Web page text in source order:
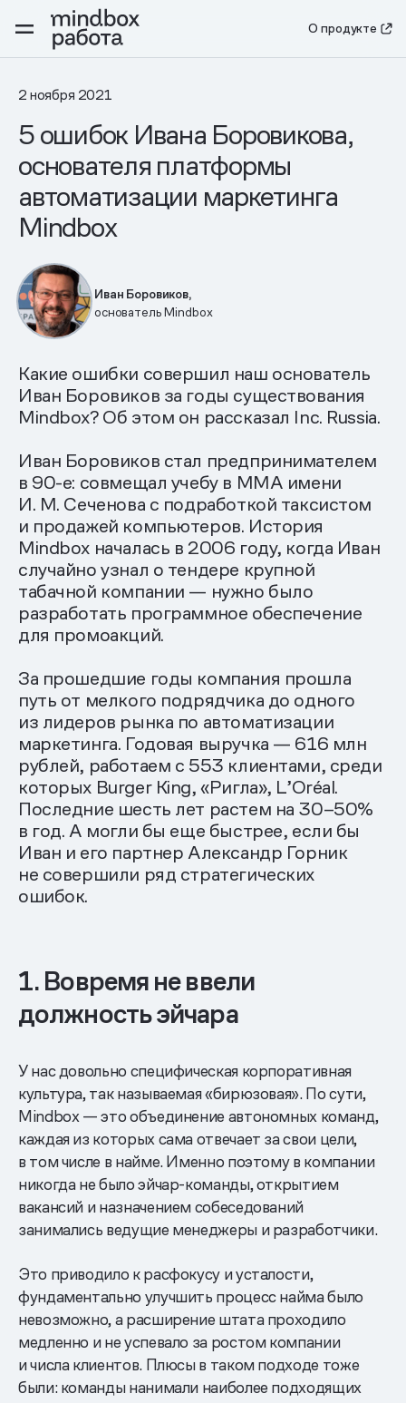
О продукте
2 ноября 2021
5 ошибок Ивана Боровикова,
основателя платформы
автоматизации маркетинга
Mindbox
Иван Боровиков,
основатель Mindbox
Какие ошибки совершил наш основатель
Иван Боровиков за годы существования
Mindbox? Об этом он рассказал Inc. Russia.
Иван Боровиков стал предпринимателем
в 90-е: совмещал учебу в ММА имени
И. М. Сеченова с подработкой таксистом
и продажей компьютеров. История
Mindbox началась в 2006 году, когда Иван
случайно узнал о тендере крупной
табачной компании — нужно было
разработать программное обеспечение
для промоакций.
За прошедшие годы компания прошла
путь от мелкого подрядчика до одного
из лидеров рынка по автоматизации
маркетинга. Годовая выручка — 616 млн
рублей, работаем с 553 клиентами, среди
которых Burger King, «Ригла», L’Oréal.
Последние шесть лет растем на 30–50%
в год. А могли бы еще быстрее, если бы
Иван и его партнер Александр Горник
не совершили ряд стратегических
ошибок.
1. Вовремя не ввели
должность эйчара
У нас довольно специфическая корпоративная
культура, так называемая «бирюзовая». По сути,
Mindbox — это объединение автономных команд,
каждая из которых сама отвечает за свои цели,
в том числе в найме. Именно поэтому в компании
никогда не было эйчар-команды, открытием
вакансий и назначением собеседований
занимались ведущие менеджеры и разработчики.
Это приводило к расфокусу и усталости,
фундаментально улучшить процесс найма было
невозможно, а расширение штата проходило
медленно и не успевало за ростом компании
и числа клиентов. Плюсы в таком подходе тоже
были: команды нанимали наиболее подходящих